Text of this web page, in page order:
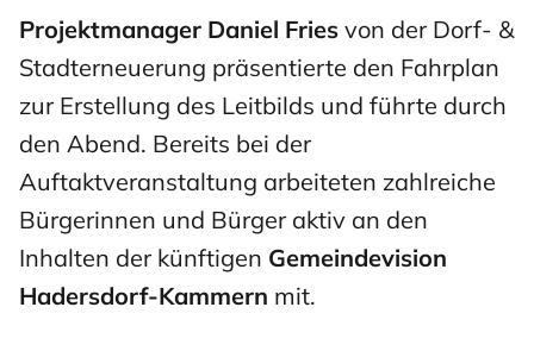
Projektmanager Daniel Fries von der Dorf- &
Stadterneuerung präsentierte den Fahrplan
zur Erstellung des Leitbilds und führte durch
den Abend. Bereits bei der
Auftaktveranstaltung arbeiteten zahlreiche
Bürgerinnen und Bürger aktiv an den
Inhalten der künftigen Gemeindevision
Hadersdorf-Kammern mit.